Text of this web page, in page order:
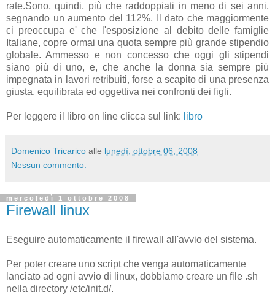
rate.Sono, quindi, più che raddoppiati in meno di sei anni,
segnando un aumento del 112%. Il dato che maggiormente
ci preoccupa e' che l'esposizione al debito delle famiglie
Italiane, copre ormai una quota sempre più grande stipendio
globale. Ammesso e non concesso che oggi gli stipendi
siano più di uno, e, che anche la donna sia sempre più
impegnata in lavori retribuiti, forse a scapito di una presenza
giusta, equilibrata ed oggettiva nei confronti dei figli.
Per leggere il libro on line clicca sul link: libro
Domenico Tricarico alle lunedì, ottobre 06, 2008
Nessun commento:
mercoledì 1 ottobre 2008
Firewall linux
Eseguire automaticamente il firewall all'avvio del sistema.
Per poter creare uno script che venga automaticamente
lanciato ad ogni avvio di linux, dobbiamo creare un file .sh
nella directory /etc/init.d/.